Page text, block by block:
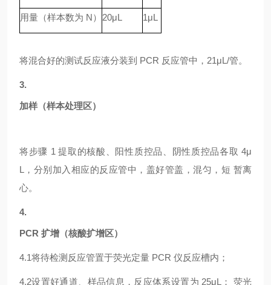
用量（样本数为 N） 20μL 1μL
将混合好的测试反应液分装到 PCR 反应管中，21μL/管。
3.
加样（样本处理区）
将步骤 1 提取的核酸、阳性质控品、阴性质控品各取 4μ
L，分别加入相应的反应管中，盖好管盖，混匀，短 暂离
心。
4.
PCR 扩增（核酸扩增区）
4.1将待检测反应管置于荧光定量 PCR 仪反应槽内；
4.2设置好通道、样品信息，反应体系设置为 25μL； 荧光